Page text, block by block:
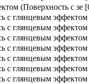
(Поверхность с зе
с глянцевым эффектом
с глянцевым эффектом
с глянцевым эффектом
с глянцевым эффектом
с глянцевым эффектом
с глянцевым эффектом
с глянцевым эффектом